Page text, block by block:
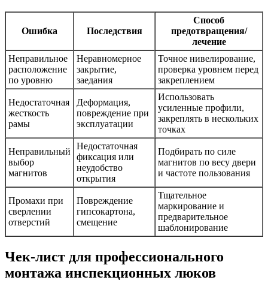
Ошибка Последствия
Способ
предотвращения/
лечение
Неправильное
расположение
по уровню
Неравномерное
закрытие,
заедания
Точное нивелирование,
проверка уровнем перед
закреплением
Недостаточная
жесткость
рамы
Деформация,
повреждение при
эксплуатации
Использовать
усиленные профили,
закреплять в нескольких
точках
Неправильный
выбор
магнитов
Недостаточная
фиксация или
неудобство
открытия
Подбирать по силе
магнитов по весу двери
и частоте пользования
Промахи при
сверлении
отверстий
Повреждение
гипсокартона,
смещение
Тщательное
маркирование и
предварительное
шаблонирование
Чек-лист для профессионального
монтажа инспекционных люков